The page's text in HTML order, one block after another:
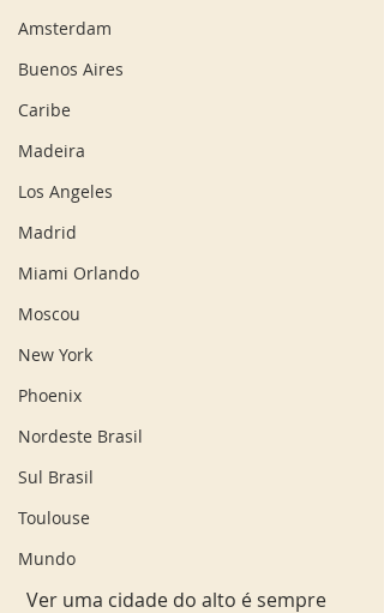
Amsterdam
Buenos Aires
Caribe
Madeira
Los Angeles
Madrid
Miami Orlando
Moscou
New York
Phoenix
Nordeste Brasil
Sul Brasil
Toulouse
Mundo